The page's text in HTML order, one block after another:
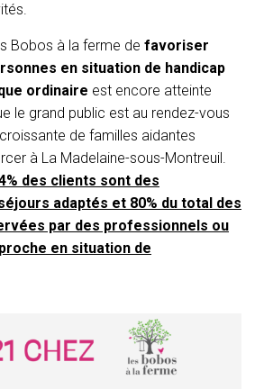
Bobos à la ferme de favoriser
en situation de handicap
ordinaire est encore atteinte
le grand public est au rendez-vous
de familles aidantes
à La Madelaine-sous-Montreuil.
des clients sont des
adaptés et 80% du total des
par des professionnels ou
en situation de